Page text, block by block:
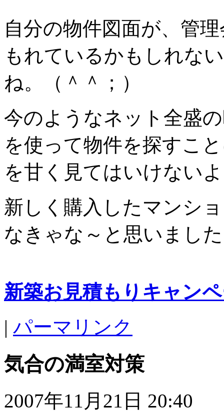
自分の物件図面が、管
もれているかもしれな
ね。（＾＾；）
今のようなネット全盛
を使って物件を探すこ
を甘く見てはいけない
新しく購入したマンシ
なきゃな～と思いまし
新築お見積もりキャン
| パーマリンク
気合の満室対策
2007年11月21日 20:40